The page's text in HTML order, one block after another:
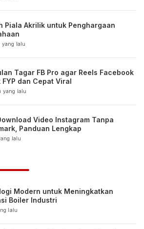
Piala Akrilik untuk Penghargaan
yang lalu
Tagar FB Pro agar Reels Facebook
FYP dan Cepat Viral
yang lalu
Video Instagram Tanpa
Panduan Lengkap
lalu
Modern untuk Meningkatkan
Boiler Industri
lalu